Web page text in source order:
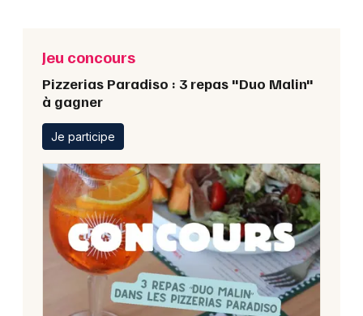
Jeu concours
Pizzerias Paradiso : 3 repas "Duo Malin"
à gagner
Je participe